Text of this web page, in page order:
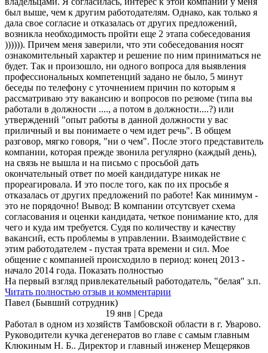
был выше, чем к другим работодателям. Однако, как только я
дала свое согласие и отказалась от других предложений,
возникла необходимость пройти еще 2 этапа собеседования
)))))). Причем меня заверили, что эти собеседования носят
ознакомительный характер и решение по ним приниматься не
будет. Так и произошло, ни одного вопроса для выявления
профессиональных компетенций задано не было, 5 минут
беседы по телефону с уточнением причин по которым я
рассматриваю эту вакансию и вопросов по резюме (типа вы
работали в должности ...., а потом в должности....?) или
утверждений "опыт работы в данной должности у вас
приличный и вы понимаете о чем идет речь". В общем
разговор, мягко говоря, "ни о чем". После этого представитель
компании, которая прежде звонила регулярно (каждый день),
на связь не вышла и на письмо с просьбой дать
окончательный ответ по моей кандидатуре никак не
прореагировала. И это после того, как по их просьбе я
отказалась от других предложений по работе! Как минимум -
это не порядочно! Вывод: В компании отсутсвует схема
согласования и оценки кандидата, четкое понимание кто, для
чего и куда им требуется. Судя по количеству и качеству
вакансий, есть проблемы в управлении. Взаимодействие с
этим работодателем - пустая трата времени и сил. Мое
общение с компанией происходило в период: конец 2013 -
начало 2014 года. Показать полностью
На первый взгляд привлекательный работодатель, "белая" з.п.
Читать полностью отзыв и комментарии
Павел (Бывший сотрудник)
19 янв | Среда
Работал в одном из хозяйств Тамбовской области в г. Уварово.
Руководители кучка дегенератов во главе с самым главным
Клюкиным Н. Б.. Директор и главный инженер Мещеряков